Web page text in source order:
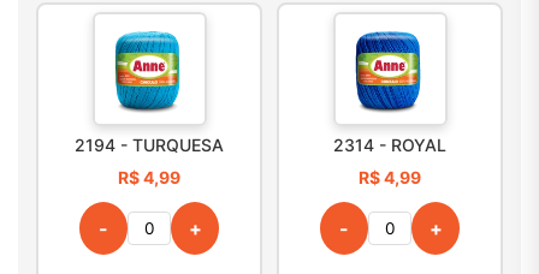
2194 - TURQUESA
R$ 4,99
- +
2314 - ROYAL
R$ 4,99
- +